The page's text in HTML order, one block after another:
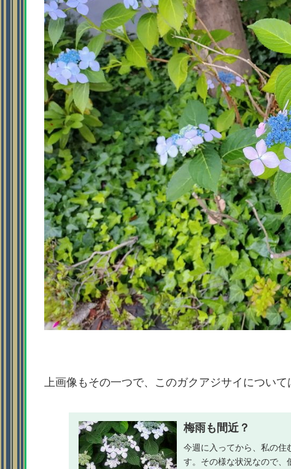
上画像もその一つで、このガクアジサイについて
梅雨も間近？
今週に入ってから、私の住
す。その様な状況なので、